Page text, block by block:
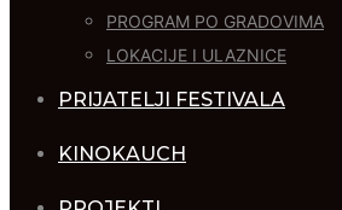
PROGRAM PO GRADOVIMA
LOKACIJE I ULAZNICE
PRIJATELJI FESTIVALA
KINOKAUCH